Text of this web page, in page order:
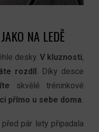
NA LEDĚ
desky. V kluznosti,
rozdíl. Díky desce
skvělé tréninkové
přímo u sebe doma.
pár lety připadala